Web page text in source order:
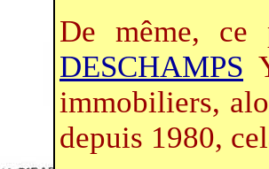
De même, ce
DESCHAMPS
immobiliers,
depuis 1980,